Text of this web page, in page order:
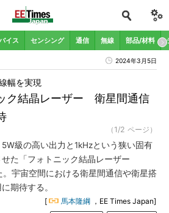
イス センシング 通信 無線 部品/材料
2024年3月5日
ク結晶レーザー 衛星間通信
幅を実現
（1/2 ページ）
級の高い出力と1kHzという狭い固有
た「フォトニック結晶レーザー
。宇宙空間における衛星間通信や衛星搭
期待する。
[ 馬本隆綱 ，EE Times Japan]